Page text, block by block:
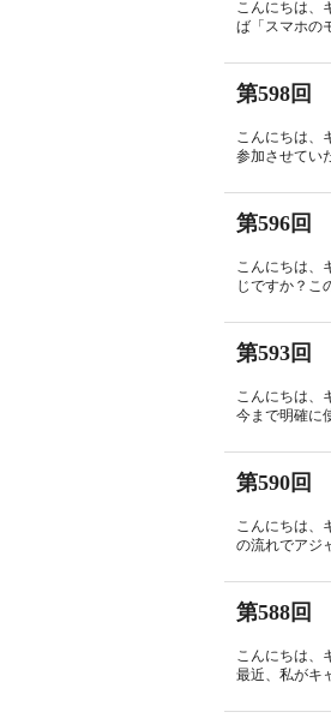
こんにちは、
ば「スマホの
第598回
こんにちは、
参加させてい
第596回
こんにちは、
じですか？こ
第593回
こんにちは、
今まで明確に
第590回
こんにちは、
の流れでアジ
第588回
こんにちは、
最近、私がキ